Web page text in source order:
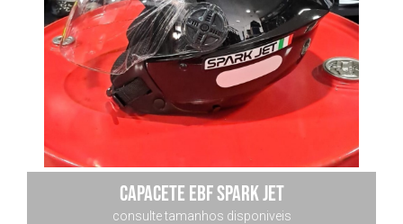
capacete ebf spark jet
consulte tamanhos disponiveis